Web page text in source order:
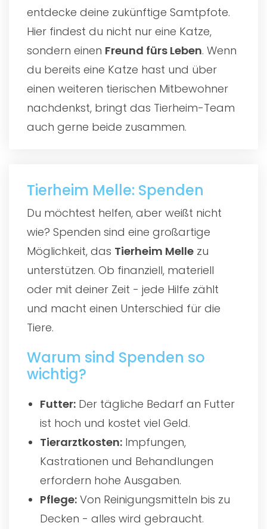
entdecke deine zukünftige Samtpfote.
Hier findest du nicht nur eine Katze,
sondern einen Freund fürs Leben. Wenn
du bereits eine Katze hast und über
einen weiteren tierischen Mitbewohner
nachdenkst, bringt das Tierheim-Team
auch gerne beide zusammen.
Tierheim Melle: Spenden
Du möchtest helfen, aber weißt nicht
wie? Spenden sind eine großartige
Möglichkeit, das Tierheim Melle zu
unterstützen. Ob finanziell, materiell
oder mit deiner Zeit - jede Hilfe zählt
und macht einen Unterschied für die
Tiere.
Warum sind Spenden so
wichtig?
Futter: Der tägliche Bedarf an Futter
ist hoch und kostet viel Geld.
Tierarztkosten: Impfungen,
Kastrationen und Behandlungen
erfordern hohe Ausgaben.
Pflege: Von Reinigungsmitteln bis zu
Decken - alles wird gebraucht.